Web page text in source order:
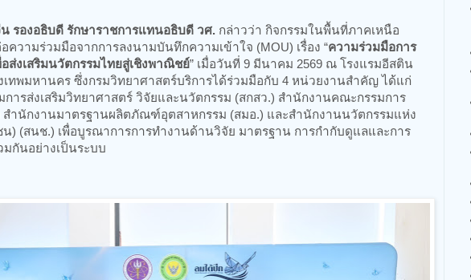
รองอธิบดี รักษาราชการแทนอธิบดี วศ. กล่าวว่า กิจกรรมในพื้นที่ภาคเหนือ
ความร่วมมือจากการลงนามบันทึกความเข้าใจ (MOU) เรื่อง “ความร่วมมือการ
ส่งเสริมนวัตกรรมไทยสู่เชิงพาณิชย์” เมื่อวันที่ 9 มีนาคม 2569 ณ โรงแรมอีสติน
ทพมหานคร ซึ่งกรมวิทยาศาสตร์บริการได้ร่วมมือกับ 4 หน่วยงานสำคัญ ได้แก่
ารส่งเสริมวิทยาศาสตร์ วิจัยและนวัตกรรม (สกสว.) สำนักงานคณะกรรมการ
สำนักงานมาตรฐานผลิตภัณฑ์อุตสาหกรรม (สมอ.) และสำนักงานนวัตกรรมแห่ง
) (สนช.) เพื่อบูรณาการการทำงานด้านวิจัย มาตรฐาน การกำกับดูแลและการ
มกันอย่างเป็นระบบ